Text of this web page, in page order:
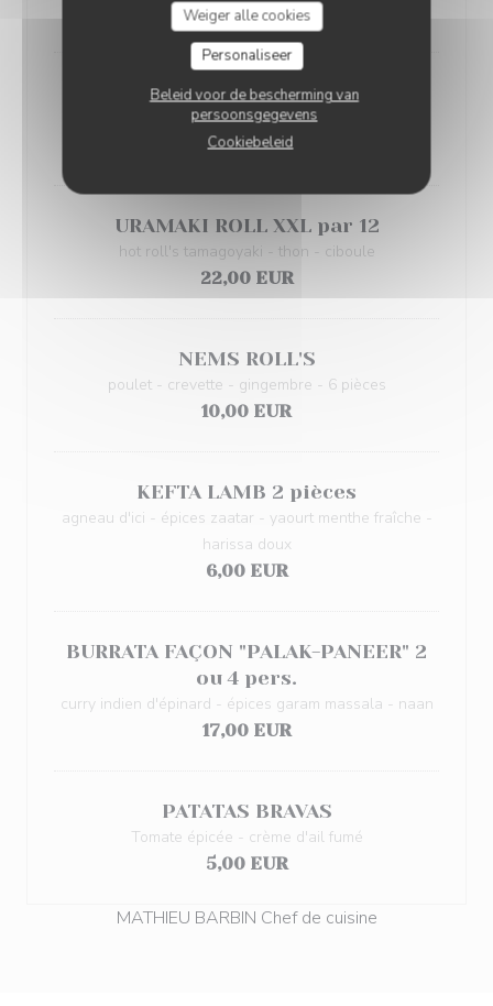
Weiger alle cookies
Personaliseer
Beleid voor de bescherming van
persoonsgegevens
Cookiebeleid
18,00 EUR
URAMAKI ROLL par 6
hot roll's tamagoyaki - thon - ciboule
13,00 EUR
URAMAKI ROLL XXL par 12
hot roll's tamagoyaki - thon - ciboule
22,00 EUR
NEMS ROLL'S
poulet - crevette - gingembre - 6 pièces
10,00 EUR
KEFTA LAMB 2 pièces
agneau d'ici - épices zaatar - yaourt menthe fraîche -
harissa doux
6,00 EUR
BURRATA FAÇON "PALAK-PANEER" 2
ou 4 pers.
curry indien d'épinard - épices garam massala - naan
17,00 EUR
PATATAS BRAVAS
Tomate épicée - crème d'ail fumé
5,00 EUR
MATHIEU BARBIN Chef de cuisine